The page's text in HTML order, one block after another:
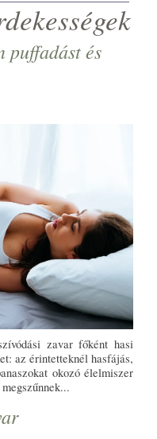
puffadást és
zavar főként hasi
az érintetteknél hasfájás,
okozó élelmiszer